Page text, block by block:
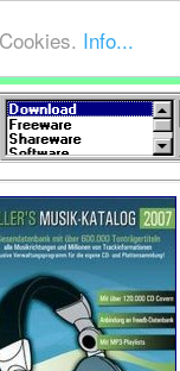
Info...